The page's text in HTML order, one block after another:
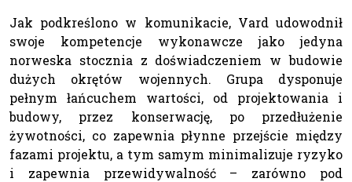
Jak podkreślono w komunikacie, Vard udowodnił
swoje kompetencje wykonawcze jako jedyna
norweska stocznia z doświadczeniem w budowie
dużych okrętów wojennych. Grupa dysponuje
pełnym łańcuchem wartości, od projektowania i
budowy, przez konserwację, po przedłużenie
żywotności, co zapewnia płynne przejście między
fazami projektu, a tym samym minimalizuje ryzyko
i zapewnia przewidywalność – zarówno pod